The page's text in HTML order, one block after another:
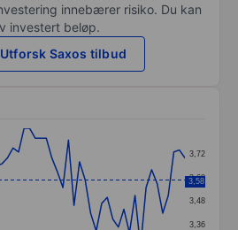
innebærer risiko. Du kan
investert beløp.
Utforsk Saxos tilbud
points.
displaying categories.
displaying values. Data 3,36
3,48
3,60
3,72
3,58